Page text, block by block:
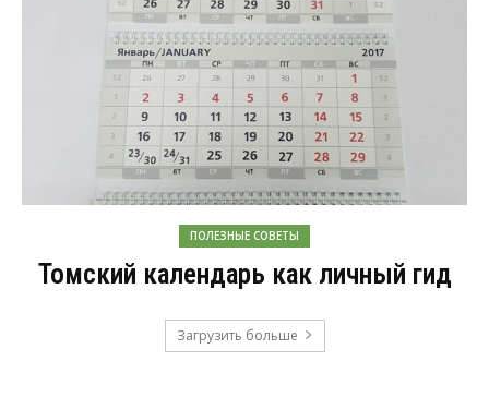
ПОЛЕЗНЫЕ СОВЕТЫ
Томский календарь как личный гид
Загрузить больше